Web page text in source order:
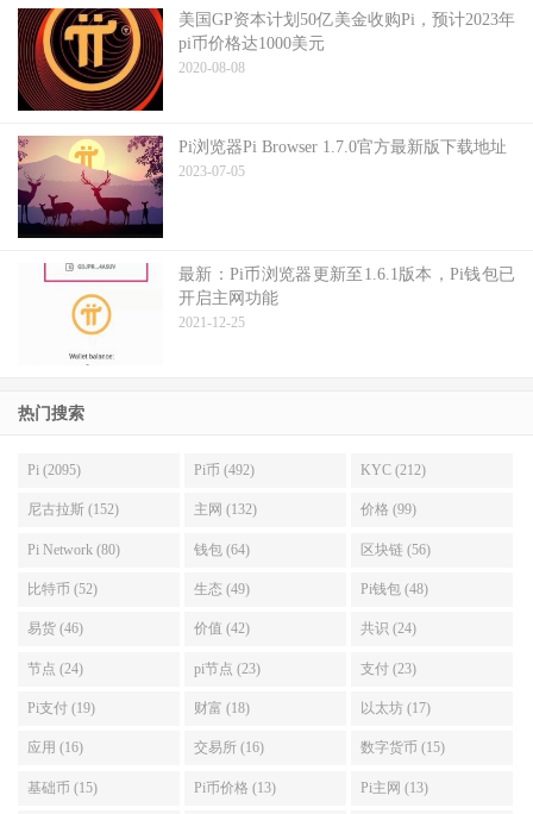
美国GP资本计划50亿美金收购Pi，预计2023年
pi币价格达1000美元
2020-08-08
Pi浏览器Pi Browser 1.7.0官方最新版下载地址
2023-07-05
最新：Pi币浏览器更新至1.6.1版本，Pi钱包已
开启主网功能
2021-12-25
热门搜索
Pi (2095) Pi币 (492) KYC (212)
尼古拉斯 (152) 主网 (132) 价格 (99)
Pi Network (80) 钱包 (64) 区块链 (56)
比特币 (52) 生态 (49) Pi钱包 (48)
易货 (46) 价值 (42) 共识 (24)
节点 (24) pi节点 (23) 支付 (23)
Pi支付 (19) 财富 (18) 以太坊 (17)
应用 (16) 交易所 (16) 数字货币 (15)
基础币 (15) Pi币价格 (13) Pi主网 (13)